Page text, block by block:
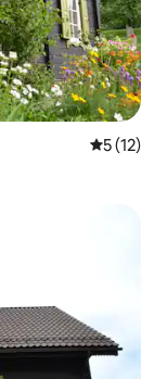
5 de uma
5 (12)